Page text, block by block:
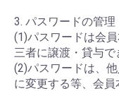
3. パスワードの管理
(1)パスワードは会
三者に譲渡・貸与で
(2)パスワードは、
に変更する等、会